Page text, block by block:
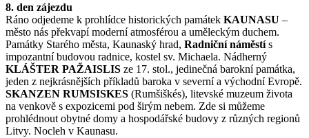
8. den zájezdu
Ráno odjedeme k prohlídce historických památek KAUNASU –
město nás překvapí moderní atmosférou a uměleckým duchem.
Památky Starého města, Kaunaský hrad, Radniční náměstís
impozantní budovou radnice, kostel sv. Michaela. Nádherný
KLÁŠTER PAŽAISLIS ze 17. stol., jedinečná barokní památka,
jeden z nejkrásnějších příkladů baroka v severní a východní Evropě.
SKANZEN RUMSISKES (Rumšiškés), litevské muzeum života
na venkově s expozicemi pod širým nebem. Zde si můžeme
prohlédnout obytné domy a hospodářské budovy z různých regionů
Litvy. Nocleh v Kaunasu.